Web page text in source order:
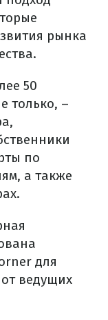
рынка
50
только, –
по
а также
для
ведущих